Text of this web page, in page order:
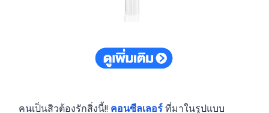
คนเป็นสิวต้องรักสิ่งนี้!! คอนซีลเลอร์ที่มาในรูปแบบ